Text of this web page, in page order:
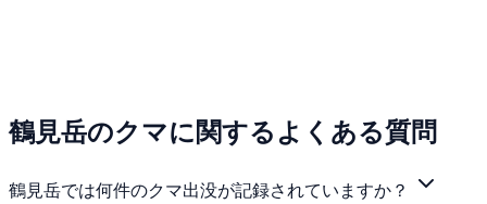
鶴見岳のクマに関するよくある質問
鶴見岳では何件のクマ出没が記録されていますか？